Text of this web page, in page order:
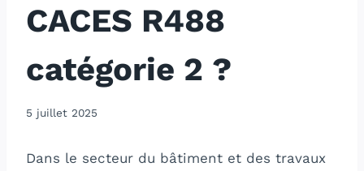
CACES R488
catégorie 2 ?
5 juillet 2025
Dans le secteur du bâtiment et des travaux